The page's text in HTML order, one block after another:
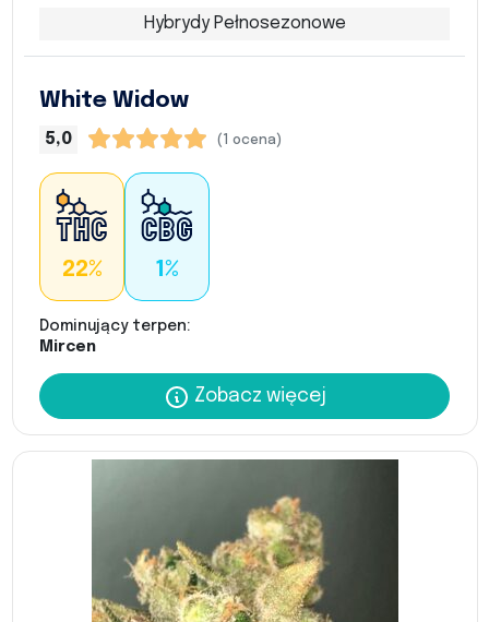
Hybrydy Pełnosezonowe
White Widow
5,0 (1 ocena)
22% 1%
Dominujący terpen:
Mircen
Zobacz więcej